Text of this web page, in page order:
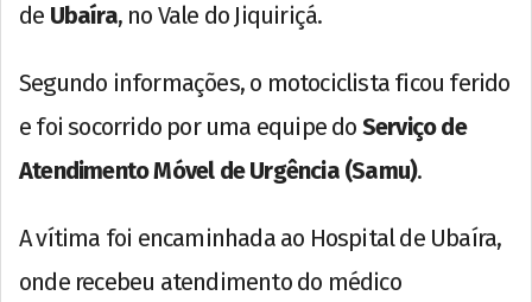
de Ubaíra, no Vale do Jiquiriçá.
Segundo informações, o motociclista ficou ferido
e foi socorrido por uma equipe do Serviço de
Atendimento Móvel de Urgência (Samu).
A vítima foi encaminhada ao Hospital de Ubaíra,
onde recebeu atendimento do médico